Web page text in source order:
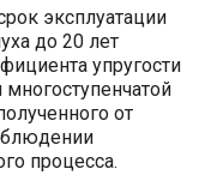
эксплуатации
до 20 лет
упругости
многоступенчатой
от
процесса.